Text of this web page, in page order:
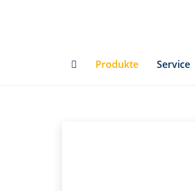
Produkte
Service